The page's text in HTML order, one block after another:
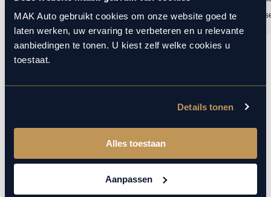
MAK Auto gebruikt cookies om onze website goed te
laten werken, uw ervaring te verbeteren en u relevante
aanbiedingen te tonen. U kiest zelf welke cookies u
toestaat.
Details tonen
Alles toestaan
Aanpassen
Lukasz Mac 19 maart 2026 Ramon
Meer over deze BMW X5
Dit betreft een zeer luxe en krachtig uitgevoerde BMW X5